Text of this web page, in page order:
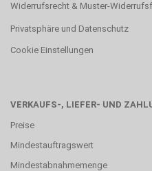
Widerrufsrecht & Muster-
Privatsphäre und Datenschutz
Cookie Einstellungen
VERKAUFS-, LIEFER- UND
Preise
Mindestauftragswert
Mindestabnahmemenge